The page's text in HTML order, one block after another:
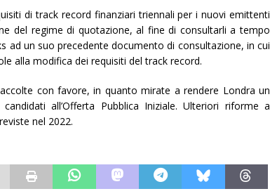
di track record finanziari triennali per i nuovi emittenti
del regime di quotazione, al fine di consultarli a tempo
ad un suo precedente documento di consultazione, in cui
alla modifica dei requisiti del track record.
con favore, in quanto mirate a rendere Londra un
all’Offerta Pubblica Iniziale. Ulteriori riforme a
nel 2022.